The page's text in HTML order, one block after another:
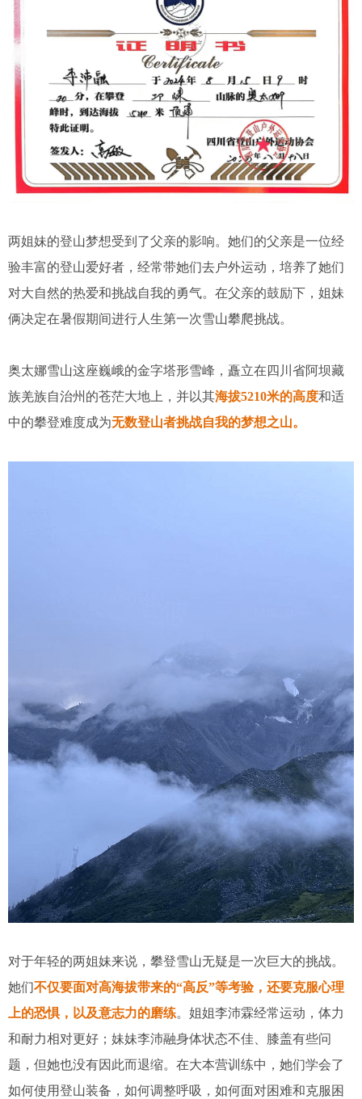
两姐妹的登山梦想受到了父亲的影响。她们的父亲是一位经
验丰富的登山爱好者，经常带她们去户外运动，培养了她们
对大自然的热爱和挑战自我的勇气。在父亲的鼓励下，姐妹
俩决定在暑假期间进行人生第一次雪山攀爬挑战。
奥太娜雪山这座巍峨的金字塔形雪峰，矗立在四川省阿坝藏
族羌族自治州的苍茫大地上，并以其海拔5210米的高度和适
中的攀登难度成为无数登山者挑战自我的梦想之山。
对于年轻的两姐妹来说，攀登雪山无疑是一次巨大的挑战。
她们不仅要面对高海拔带来的“高反”等考验，还要克服心理
上的恐惧，以及意志力的磨练。姐姐李沛霖经常运动，体力
和耐力相对更好；妹妹李沛融身体状态不佳、膝盖有些问
题，但她也没有因此而退缩。在大本营训练中，她们学会了
如何使用登山装备，如何调整呼吸，如何面对困难和克服困